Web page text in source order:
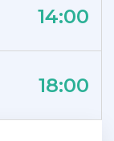
14:00
18:00